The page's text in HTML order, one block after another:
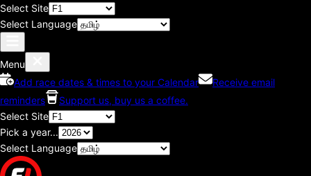
Select Site
Select Language
Menu
Add race dates & times to your Calendar
Receive email
reminders
Support us, buy us a coffee.
Select Site
Pick a year...
Select Language